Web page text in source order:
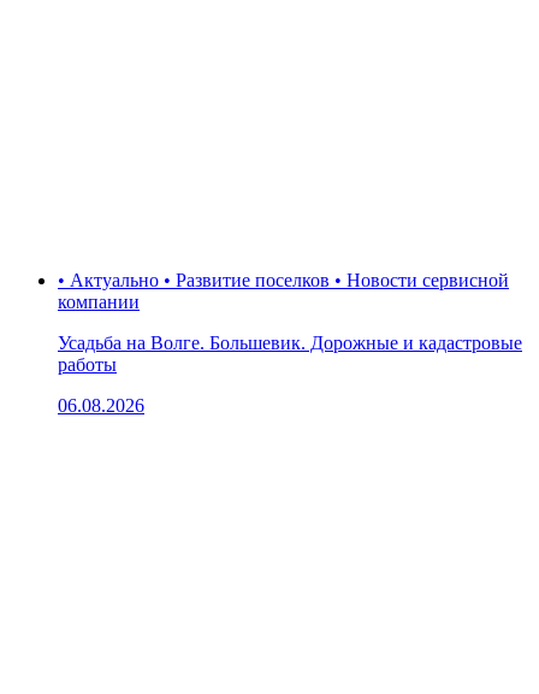
• Актуально • Развитие поселков • Новости сервисной
компании
Усадьба на Волге. Большевик. Дорожные и кадастровые
работы
06.08.2026